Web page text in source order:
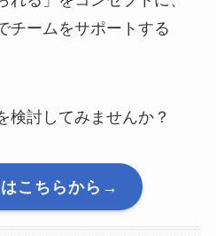
チームをサポートする
検討してみませんか？
こちらから→